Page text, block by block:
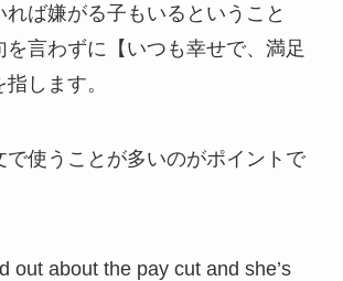
ば嫌がる子もいるということ
を言わずに【いつも幸せで、満足
します。
で使うことが多いのがポイントで
out about the pay cut and she’s